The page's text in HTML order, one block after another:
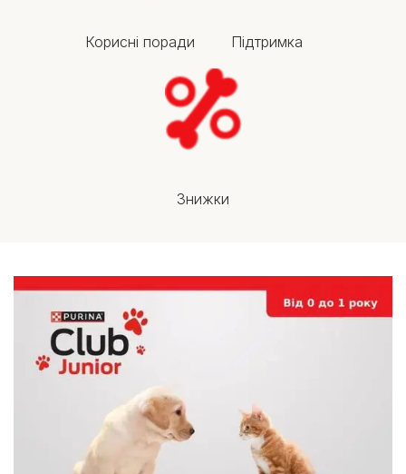
Корисні поради Підтримка
Знижки